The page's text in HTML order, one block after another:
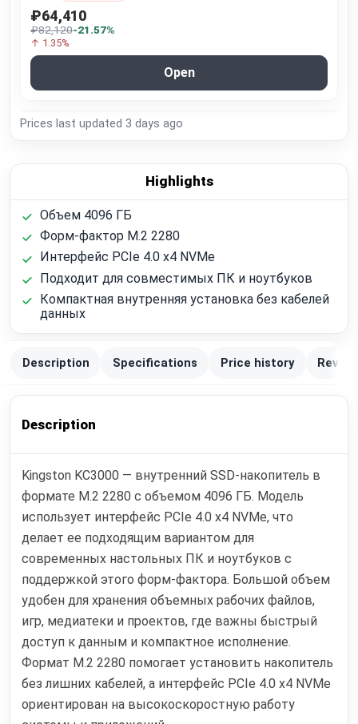
₽64,410
₽82,120-21.57%
↑ 1.35%
Open
Prices last updated 3 days ago
Highlights
Объем 4096 ГБ
Форм-фактор M.2 2280
Интерфейс PCIe 4.0 x4 NVMe
Подходит для совместимых ПК и ноутбуков
Компактная внутренняя установка без кабелей
данных
Description Specifications Price history
Description
Kingston KC3000 — внутренний SSD-накопитель в
формате M.2 2280 с объемом 4096 ГБ. Модель
использует интерфейс PCIe 4.0 x4 NVMe, что
делает ее подходящим вариантом для
современных настольных ПК и ноутбуков с
поддержкой этого форм-фактора. Большой объем
удобен для хранения объемных рабочих файлов,
игр, медиатеки и проектов, где важны быстрый
доступ к данным и компактное исполнение.
Формат M.2 2280 помогает установить накопитель
без лишних кабелей, а интерфейс PCIe 4.0 x4 NVMe
ориентирован на высокоскоростную работу